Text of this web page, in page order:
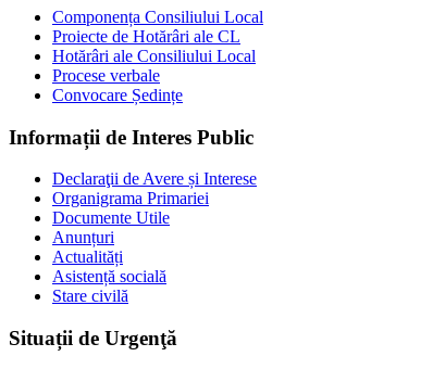
Componența Consiliului Local
Proiecte de Hotărâri ale CL
Hotărâri ale Consiliului Local
Procese verbale
Convocare Ședințe
Informații de Interes Public
Declaraţii de Avere și Interese
Organigrama Primariei
Documente Utile
Anunțuri
Actualități
Asistență socială
Stare civilă
Situații de Urgenţă